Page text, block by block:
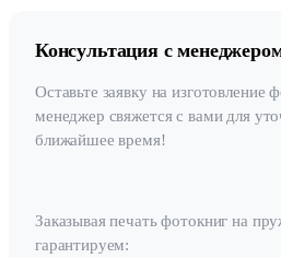
Консультация с
Оставьте заявку на
менеджер свяжется с вами для
ближайшее время!
Заказывая печать фотокниг на
гарантируем: